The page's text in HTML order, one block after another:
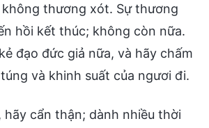
thương xót. Sự thương
hồi kết thúc; không còn nữa.
đạo đức giả nữa, và hãy chấm
và khinh suất của ngươi đi.
hãy cẩn thận; dành nhiều thời